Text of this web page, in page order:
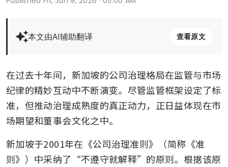
本文由AI辅助翻译 查看原文
在过去十年间，新加坡的公司治理格局在监管与市场
纪律的精妙互动中不断演变。尽管监管框架设定了标
准，但推动治理成熟度的真正动力，正日益体现在市
场期望和董事会文化之中。
新加坡于2001年在《公司治理准则》（简称《准
则》）中采纳了“不遵守就解释”的原则。根据该原